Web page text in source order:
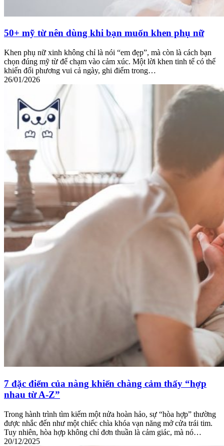
50+ mỹ từ nên dùng khi bạn muốn khen phụ nữ
Khen phụ nữ xinh không chỉ là nói “em đẹp”, mà còn là cách bạn
chọn đúng mỹ từ để chạm vào cảm xúc. Một lời khen tinh tế có thể
khiến đối phương vui cả ngày, ghi điểm trong…
26/01/2026
7 đặc điểm của nàng khiến chàng cảm thấy “hợp
nhau từ A-Z”
Trong hành trình tìm kiếm một nửa hoàn hảo, sự “hòa hợp” thường
được nhắc đến như một chiếc chìa khóa vạn năng mở cửa trái tim.
Tuy nhiên, hòa hợp không chỉ đơn thuần là cảm giác, mà nó…
20/12/2025